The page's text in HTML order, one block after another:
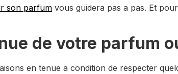
son parfum vous guidera pas a pas. Et
de votre parfum
en tenue a condition de respecter